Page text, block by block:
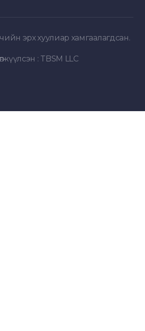
эрх хуулиар хамгаалагдсан.
: TBSM LLC